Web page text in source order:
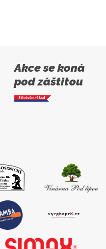
Akce se koná
pod záštitou